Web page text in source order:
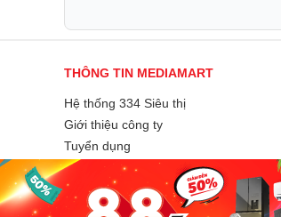
THÔNG TIN MEDIAMART
Hệ thống 334 Siêu thị
Giới thiệu công ty
Tuyển dụng
Liên hệ và góp ý
Phương thức thanh toán